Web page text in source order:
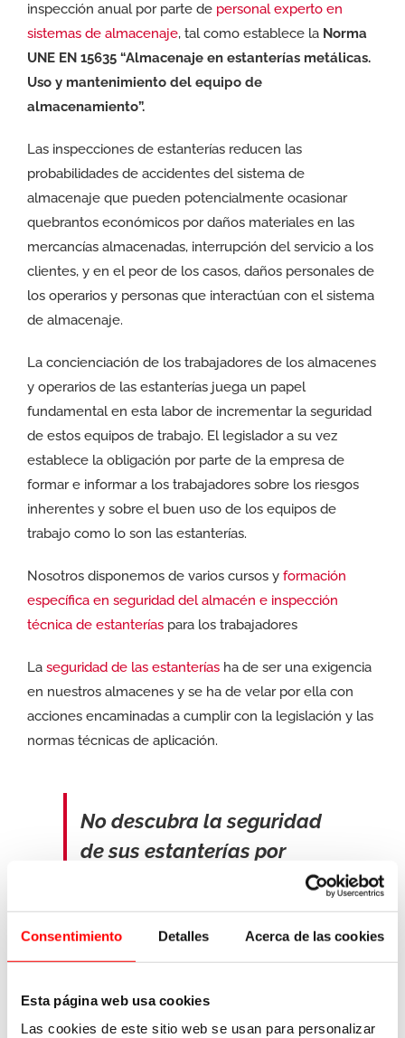
Consentimiento Detalles Acerca de las cookies
Esta página web usa cookies
Las cookies de este sitio web se usan para personalizar
inspección anual por parte de personal experto en
sistemas de almacenaje, tal como establece la Norma
UNE EN 15635 “Almacenaje en estanterías metálicas.
Uso y mantenimiento del equipo de
almacenamiento”.
Las inspecciones de estanterías reducen las
probabilidades de accidentes del sistema de
almacenaje que pueden potencialmente ocasionar
quebrantos económicos por daños materiales en las
mercancías almacenadas, interrupción del servicio a los
clientes, y en el peor de los casos, daños personales de
los operarios y personas que interactúan con el sistema
de almacenaje.
La concienciación de los trabajadores de los almacenes
y operarios de las estanterías juega un papel
fundamental en esta labor de incrementar la seguridad
de estos equipos de trabajo. El legislador a su vez
establece la obligación por parte de la empresa de
formar e informar a los trabajadores sobre los riesgos
inherentes y sobre el buen uso de los equipos de
trabajo como lo son las estanterías.
Nosotros disponemos de varios cursos y formación
específica en seguridad del almacén e inspección
técnica de estanterías para los trabajadores
La seguridad de las estanterías ha de ser una exigencia
en nuestros almacenes y se ha de velar por ella con
acciones encaminadas a cumplir con la legislación y las
normas técnicas de aplicación.
No descubra la seguridad
de sus estanterías por
Share This Post With Others!